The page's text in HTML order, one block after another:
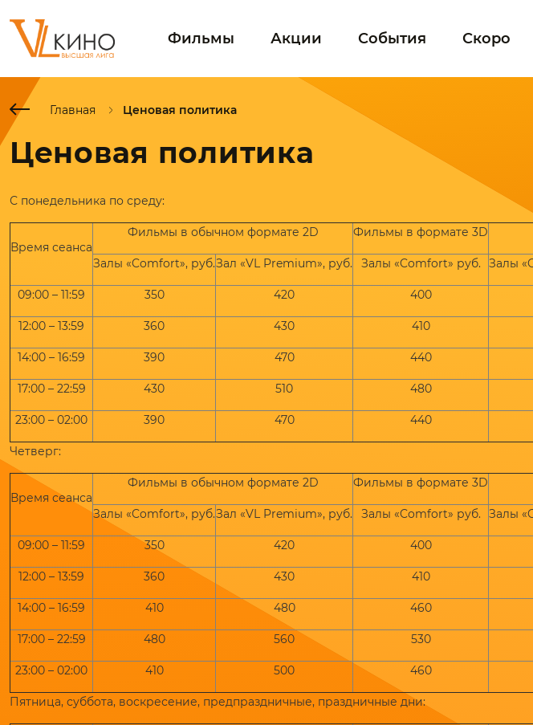
Фильмы Акции События Скоро
Главная Ценовая политика
Ценовая политика
С понедельника по среду:
Время сеанса
Фильмы в обычном формате 2D Фильмы в формате 3D
Залы «Comfort», руб.Зал «VL Premium», руб. Залы «Comfort» руб. Залы
09:00 – 11:59 350 420 400
12:00 – 13:59 360 430 410
14:00 – 16:59 390 470 440
17:00 – 22:59 430 510 480
23:00 – 02:00 390 470 440
Четверг:
Время сеанса
Фильмы в обычном формате 2D Фильмы в формате 3D
Залы «Comfort», руб.Зал «VL Premium», руб. Залы «Comfort» руб. Залы
09:00 – 11:59 350 420 400
12:00 – 13:59 360 430 410
14:00 – 16:59 410 480 460
17:00 – 22:59 480 560 530
23:00 – 02:00 410 500 460
Пятница, суббота, воскресение, предпраздничные, праздничные дни: